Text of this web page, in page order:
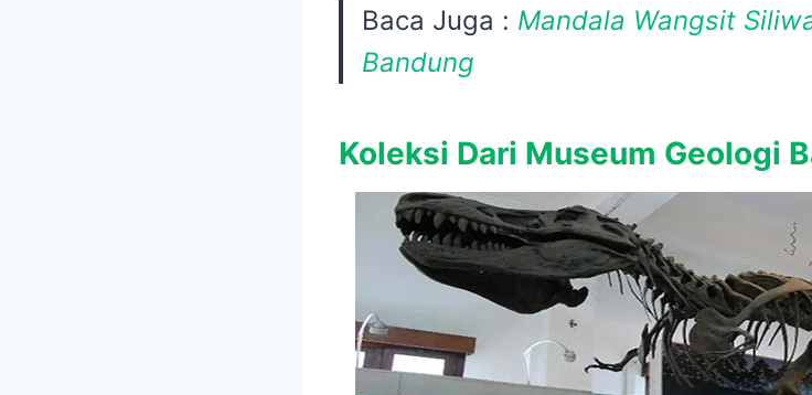
Baca Juga : Mandala Wangsit
Bandung
Koleksi Dari Museum Geologi